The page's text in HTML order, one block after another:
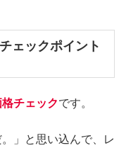
ェックポイント
チェックです。
」と思い込んで、レ